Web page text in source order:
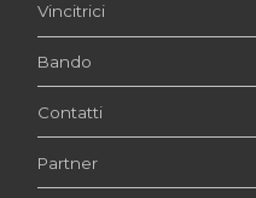
Vincitrici
Bando
Contatti
Partner